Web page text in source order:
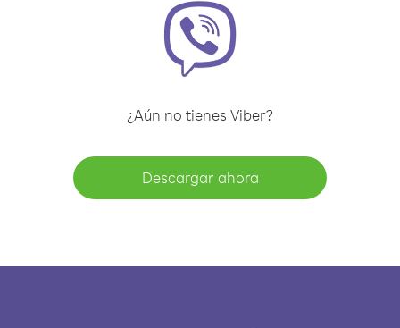
¿Aún no tienes Viber?
Descargar ahora